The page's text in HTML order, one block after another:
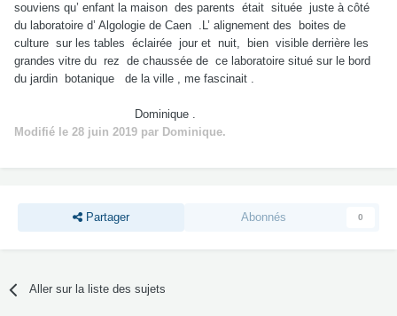
souviens qu’ enfant la maison des parents était située juste à côté
du laboratoire d’ Algologie de Caen .L’ alignement des boites de
culture sur les tables éclairée jour et nuit, bien visible derrière les
grandes vitre du rez de chaussée de ce laboratoire situé sur le bord
du jardin botanique de la ville , me fascinait .
Dominique .
Modifié le 28 juin 2019 par Dominique.
Partager Abonnés 0
Aller sur la liste des sujets